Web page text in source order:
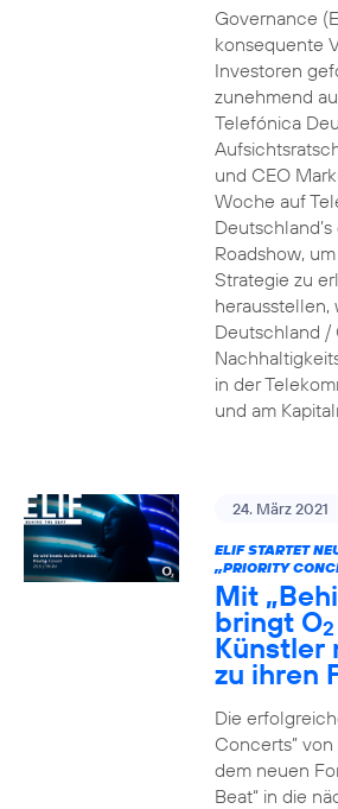
Governance
konsequente
Investoren
zunehmend
Telefónica
und CEO
Woche auf
Roadshow,
Strategie zu
herausstellen,
Deutschland /
in der
und am
24. März 2021
ELIF STARTET
„PRIORITY
Mit
bringt O2
Künstler
zu ihren
Die
Concerts” von
dem neuen
Beat“ in die